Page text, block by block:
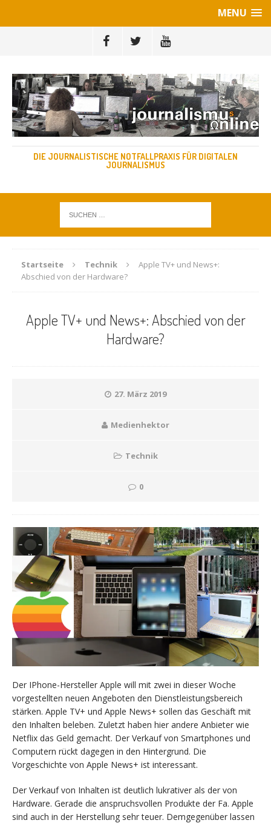
MENU
DIE JOURNALISTISCHE NOTFALLPRAXIS FÜR DIGITALEN
JOURNALISMUS
Startseite Technik
Apple TV+ und News+:
Abschied von der Hardware?
Apple TV+ und News+: Abschied von der
Hardware?
27. März 2019
Medienhektor
Technik
0
Der IPhone-Hersteller Apple will mit zwei in dieser Woche
vorgestellten neuen Angeboten den Dienstleistungsbereich
stärken. Apple TV+ und Apple News+ sollen das Geschäft mit
den Inhalten beleben. Zuletzt haben hier andere Anbieter wie
Netflix das Geld gemacht. Der Verkauf von Smartphones und
Computern rückt dagegen in den Hintergrund. Die
Vorgeschichte von Apple News+ ist interessant.
Der Verkauf von Inhalten ist deutlich lukrativer als der von
Hardware. Gerade die anspruchsvollen Produkte der Fa. Apple
sind auch in der Herstellung sehr teuer. Demgegenüber lassen